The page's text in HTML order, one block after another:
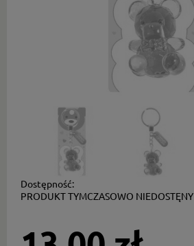
Dostępność:
PRODUKT TYMCZASOWO NIEDOSTĘNY